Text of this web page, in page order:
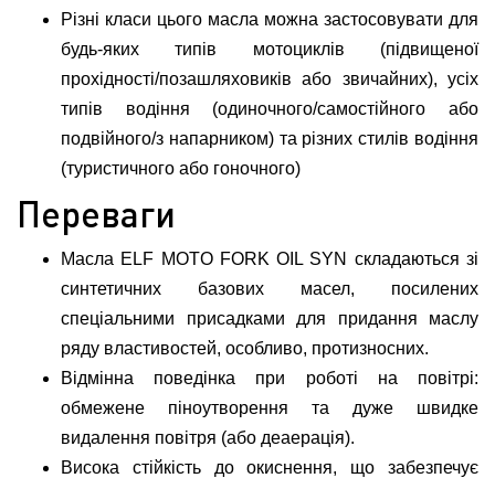
Різні класи цього масла можна застосовувати для
будь-яких типів мотоциклів (підвищеної
прохідності/позашляховиків або звичайних), усіх
типів водіння (одиночного/самостійного або
подвійного/з напарником) та різних стилів водіння
(туристичного або гоночного)
Переваги
Масла ELF MOTO FORK OIL SYN складаються зі
синтетичних базових масел, посилених
спеціальними присадками для придання маслу
ряду властивостей, особливо, протизносних.
Відмінна поведінка при роботі на повітрі:
обмежене піноутворення та дуже швидке
видалення повітря (або деаерація).
Висока стійкість до окиснення, що забезпечує